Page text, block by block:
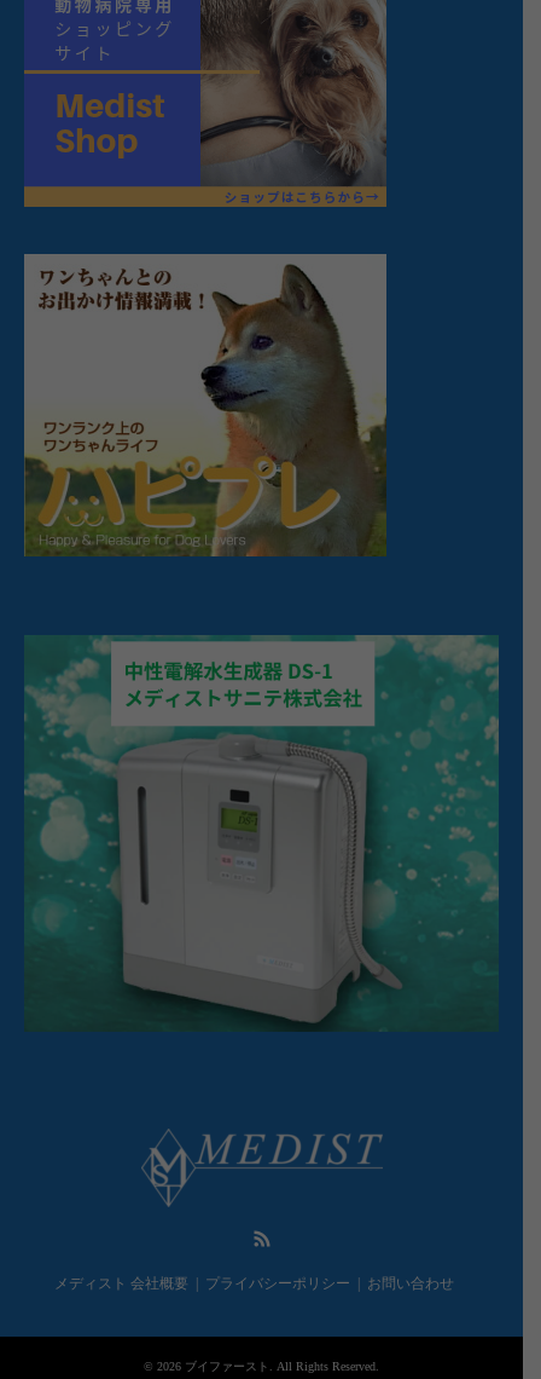
メディスト 会社概要 プライバシーポリシー お問い合わせ
© 2026 ブイファースト . All Rights Reserved.